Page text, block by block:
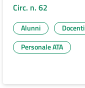
Circ. n. 62
Alunni Docenti
Personale ATA